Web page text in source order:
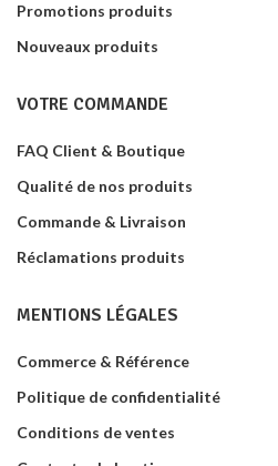
Promotions produits
Nouveaux produits
VOTRE COMMANDE
FAQ Client & Boutique
Qualité de nos produits
Commande & Livraison
Réclamations produits
MENTIONS LÉGALES
Commerce & Référence
Politique de confidentialité
Conditions de ventes